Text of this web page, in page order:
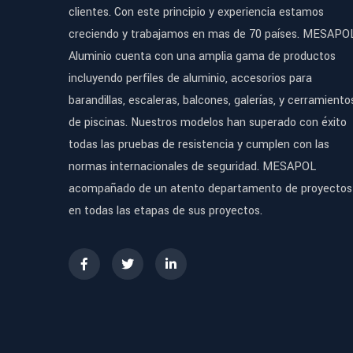
clientes. Con este principio y experiencia estamos
creciendo y trabajamos en mas de 70 países.
Aluminio cuenta con una amplia gama de productos
incluyendo perfiles de aluminio, accesorios para
barandillas, escaleras, balcones, galerías, y
de piscinas. Nuestros modelos han superado con éxito
todas las pruebas de resistencia y cumplen con las
normas internacionales de seguridad. MESAPOL
acompañado de un atento departamento de proyectos
en todas las etapas de sus proyectos.